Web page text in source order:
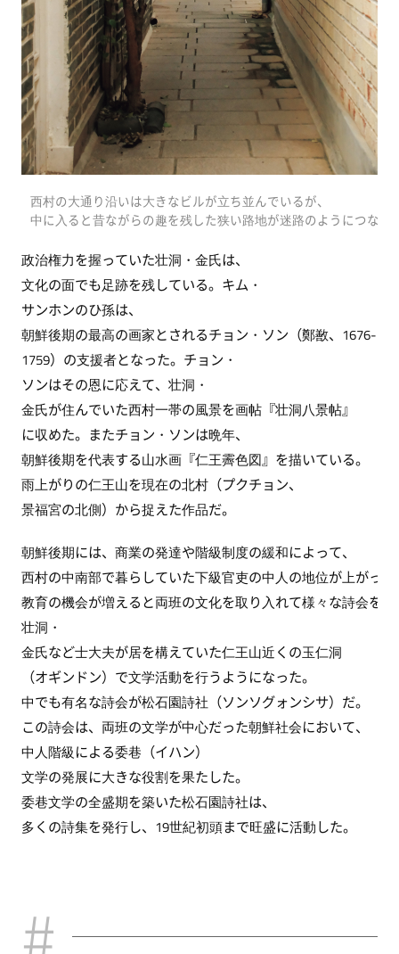
西村の大通り沿いは大きなビルが立ち並んでいるが、
中に入ると昔ながらの趣を残した狭い路地が迷路のようにつなが
政治権力を握っていた壮洞・金氏は、
文化の面でも足跡を残している。キム・
サンホンのひ孫は、
朝鮮後期の最高の画家とされるチョン・ソン（鄭敾、1676-
1759）の支援者となった。チョン・
ソンはその恩に応えて、壮洞・
金氏が住んでいた西村一帯の風景を画帖『壮洞八景帖』
に収めた。またチョン・ソンは晩年、
朝鮮後期を代表する山水画『仁王霽色図』を描いている。
雨上がりの仁王山を現在の北村（プクチョン、
景福宮の北側）から捉えた作品だ。
朝鮮後期には、商業の発達や階級制度の緩和によって、
西村の中南部で暮らしていた下級官吏の中人の地位が上がった
教育の機会が増えると両班の文化を取り入れて様々な詩会を
壮洞・
金氏など士大夫が居を構えていた仁王山近くの玉仁洞
（オギンドン）で文学活動を行うようになった。
中でも有名な詩会が松石園詩社（ソンソグォンシサ）だ。
この詩会は、両班の文学が中心だった朝鮮社会において、
中人階級による委巷（イハン）
文学の発展に大きな役割を果たした。
委巷文学の全盛期を築いた松石園詩社は、
多くの詩集を発行し、19世紀初頭まで旺盛に活動した。